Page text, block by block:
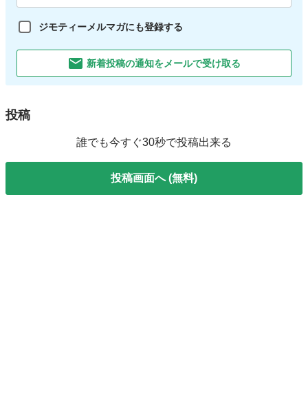
ジモティーメルマガにも登録する
新着投稿の通知をメールで受け取る
投稿
誰でも今すぐ30秒で投稿出来る
投稿画面へ (無料)